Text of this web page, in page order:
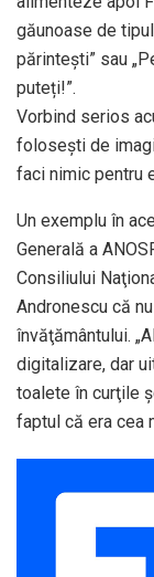
găunoase de
părintești” sau
puteți!”.
Vorbind serios
folosești de
faci nimic pentru
Un exemplu în
Generală a
Consiliului
Andronescu că
învăţământului.
digitalizare, dar
toalete în curţile
faptul că era cea